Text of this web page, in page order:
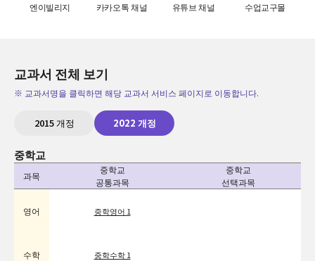
엔이빌리지 카카오톡 채널 유튜브 채널 수업교구몰
교과서 전체 보기
※ 교과서명을 클릭하면 해당 교과서 서비스 페이지로 이동합니다.
2015 개정 2022 개정
중학교
과목
중학교
공통과목
중학교
선택과목
영어 중학영어 1
수학 중학수학 1